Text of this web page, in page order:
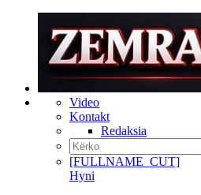
Video
Kontakt
Redaksia
[FULLNAME_CUT]
Hyni